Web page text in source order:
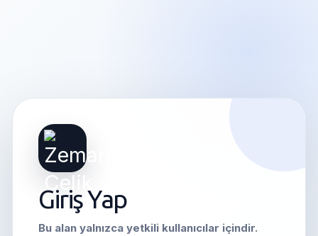
Giriş Yap
Bu alan yalnızca yetkili kullanıcılar içindir.